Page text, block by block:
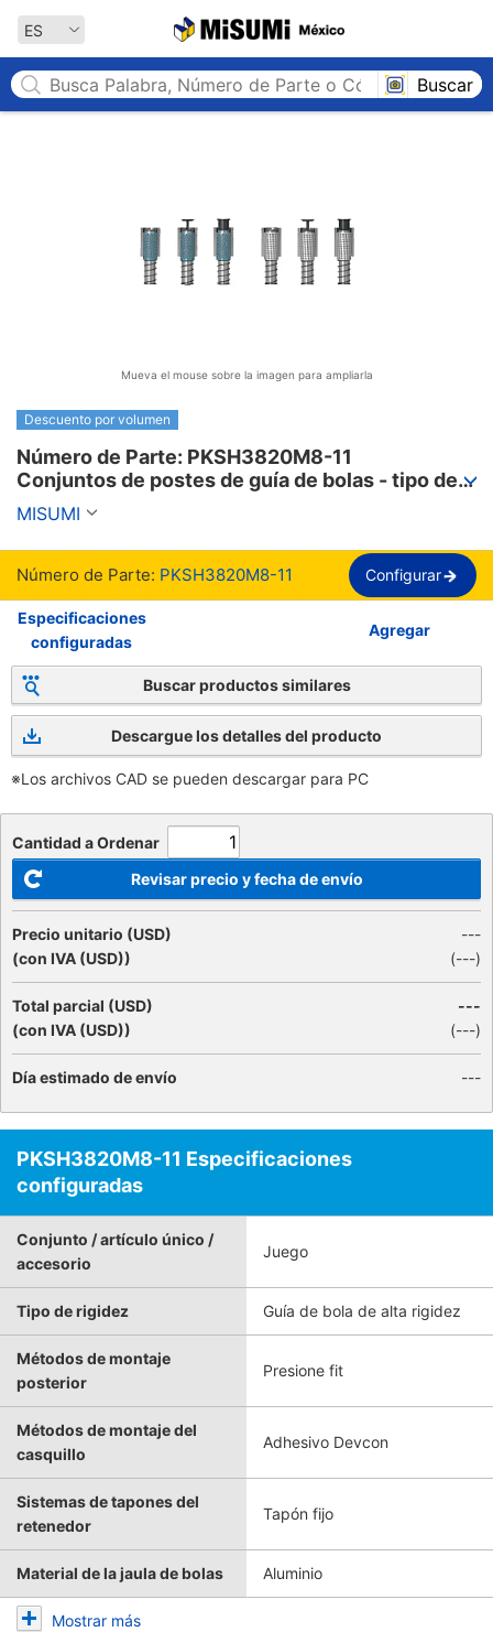
ES
Buscar
Mueva el mouse sobre la imagen para ampliarla
Descuento por volumen
Número de Parte: PKSH3820M8-11
Conjuntos de postes de guía de bolas - tipo de
poste de ajuste a presión -
MISUMI
Número de Parte: PKSH3820M8-11 Configurar
Especificaciones
configuradas
Agregar
Buscar productos similares
Descargue los detalles del producto
※Los archivos CAD se pueden descargar para PC
Cantidad a Ordenar
Revisar precio y fecha de envío
Precio unitario (USD)
(con IVA (USD))
---
(---)
Total parcial (USD)
(con IVA (USD))
---
(---)
Día estimado de envío ---
PKSH3820M8-11 Especificaciones
configuradas
Conjunto / artículo único /
accesorio
Juego
Tipo de rigidez Guía de bola de alta rigidez
Métodos de montaje
posterior
Presione fit
Métodos de montaje del
casquillo
Adhesivo Devcon
Sistemas de tapones del
retenedor
Tapón fijo
Material de la jaula de bolas Aluminio
Mostrar más